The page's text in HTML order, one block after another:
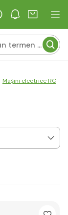
Mașini electrice RC